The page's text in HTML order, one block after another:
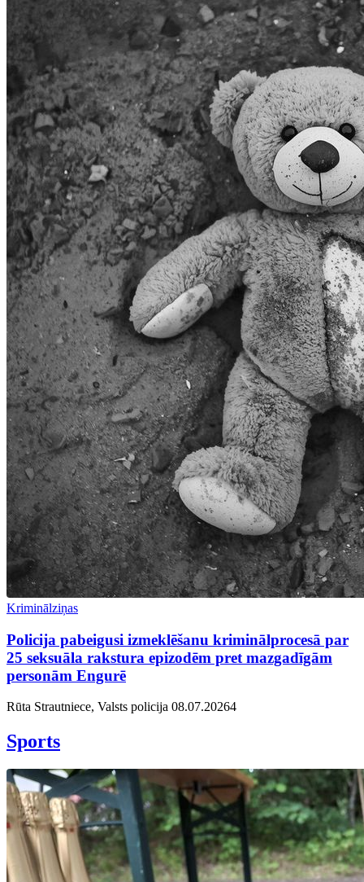
Kriminālziņas
Policija pabeigusi izmeklēšanu kriminālprocesā par
25 seksuāla rakstura epizodēm pret mazgadīgām
personām Engurē
Rūta Strautniece, Valsts policija 08.07.20264
Sports